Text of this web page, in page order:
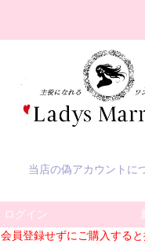
当店の偽アカウントに
ログイン
会員登録せずにご購入すると